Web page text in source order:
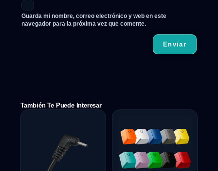
Guarda mi nombre, correo electrónico y web en este
navegador para la próxima vez que comente.
También Te Puede Interesar